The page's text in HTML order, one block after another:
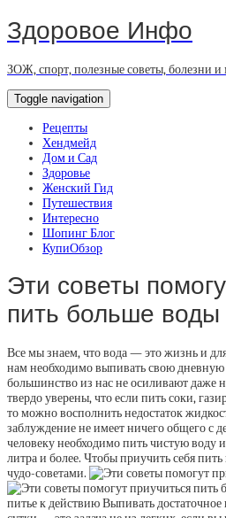
Здоровое Инфо
ЗОЖ, спорт, полезные советы, болезни и
Toggle navigation
Рецепты
Хендмейд
Дом и Сад
Здоровье
Женский Гид
Путешествия
Интересно
Шопинг Блог
КупиОбзор
Эти советы
пить больше воды
Все мы знаем, что вода — это жизнь и
нам необходимо выпивать свою
большинство из нас не осиливают даже
твердо уверены, что если пить соки,
то можно восполнить недостаток
заблуждение не имеет ничего общего с
человеку необходимо пить чистую воду
литра и более. Чтобы приучить себя
чудо-советами.
питье к действию Выпивать достаточное